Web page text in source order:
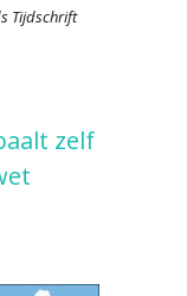
Tijdschrift
zelf